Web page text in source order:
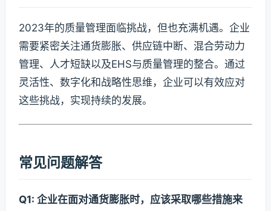
2023年的质量管理面临挑战，但也充满机遇。企业
需要紧密关注通货膨胀、供应链中断、混合劳动力
管理、人才短缺以及EHS与质量管理的整合。通过
灵活性、数字化和战略性思维，企业可以有效应对
这些挑战，实现持续的发展。
常见问题解答
Q1: 企业在面对通货膨胀时，应该采取哪些措施来